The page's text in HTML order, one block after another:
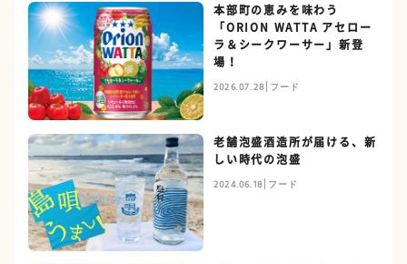
本部町の恵みを味わう
「ORION WATTA アセロー
ラ＆シークワーサー」新登
場！
2026.07.28 フード
老舗泡盛酒造所が届ける、新
しい時代の泡盛
2024.06.18 フード